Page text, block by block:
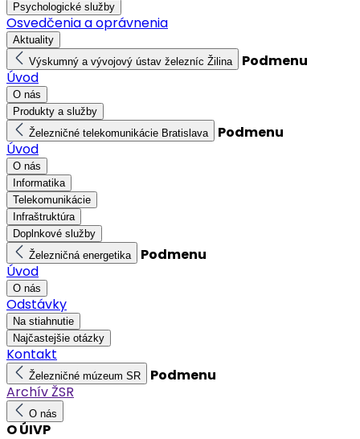
Psychologické služby
Osvedčenia a oprávnenia
Aktuality
Výskumný a vývojový ústav železníc Žilina
Podmenu
Úvod
O nás
Produkty a služby
Železničné telekomunikácie Bratislava
Podmenu
Úvod
O nás
Informatika
Telekomunikácie
Infraštruktúra
Doplnkové služby
Železničná energetika
Podmenu
Úvod
O nás
Odstávky
Na stiahnutie
Najčastejšie otázky
Kontakt
Železničné múzeum SR
Podmenu
Archív ŽSR
O nás
O ÚIVP